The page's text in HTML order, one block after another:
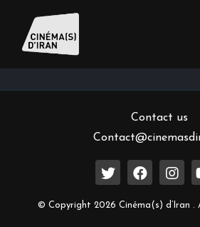
Inscrivez-vous à notre newsletter
Contact us
© Copyright 2026 Cinéma(s) d’Iran .